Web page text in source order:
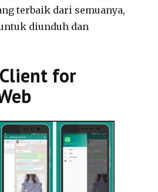
terbaik dari semuanya,
diunduh dan
for